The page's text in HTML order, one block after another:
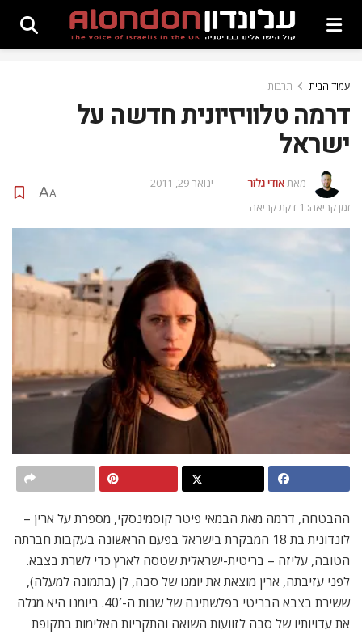
עמוד הבית תרבות
דרמה טלוויזיונית חדשה על
ישראל
מאתאודי גלזר
ינואר 29, 2011
זמן קריאה: 1 דקת קריאה
A
A
ההבטחה, דרמה מאת הבמאי פיטר קוסמינסקי, מספרת על ארין –
לונדונית בת 18 המבקרת בישראל בפעם הראשונה בעקבות חברתה
הטובה, עליזה – בריטית-ישראלית שטסה לארץ כדי לשרת בצבא.
לפני עזיבתה, ארין מוצאת את יומנו של סבה, לן (בתמונה למעלה),
ששירת בצבא הבריטי בפלשתינה של שנות ה-40′. ביומנו היא מגלה
את עדויותיו של סבה לזוועות השואה והתקריות האלימות בתקופת